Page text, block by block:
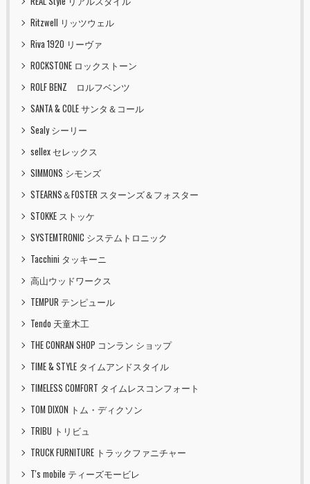
Ritzwell リッツウェル
Riva 1920 リーヴァ
ROCKSTONE ロックストーン
ROLF BENZ ロルフベンツ
SANTA & COLE サンタ＆コール
Sealy シーリー
sellex セレックス
SIMMONS シモンズ
STEARNS＆FOSTER スターンズ＆フォスター
STOKKE ストッケ
SYSTEMTRONIC システムトロニック
Tacchini タッキーニ
高山ウッドワークス
TEMPUR テンピュール
Tendo 天童木工
THE CONRAN SHOP コンラン ショップ
TIME & STYLE タイムアンドスタイル
TIMELESS COMFORT タイムレスコンフォート
TOM DIXON トム・ディクソン
TRIBU トリビュ
TRUCK FURNITURE トラックファニチャー
T's mobile ティーズモービレ